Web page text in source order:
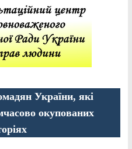
України, які
окупованих